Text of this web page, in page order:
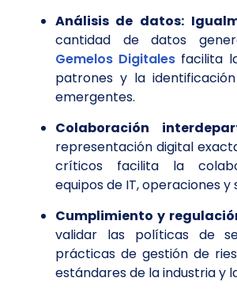
Análisis de datos:
cantidad de datos
Gemelos Digitales facilita
patrones y la
emergentes.
Colaboración
representación digital
críticos facilita la
equipos de IT, operaciones y
Cumplimiento y
validar las políticas de
prácticas de gestión de
estándares de la industria y